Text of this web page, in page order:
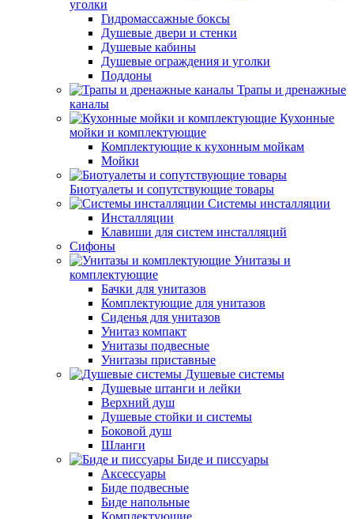
уголки
Гидромассажные боксы
Душевые двери и стенки
Душевые кабины
Душевые ограждения и уголки
Поддоны
Трапы и дренажные
каналы
Кухонные
мойки и комплектующие
Комплектующие к кухонным мойкам
Мойки
Биотуалеты и сопутствующие товары
Системы инсталляции
Инсталляции
Клавиши для систем инсталляций
Сифоны
Унитазы и
комплектующие
Бачки для унитазов
Комплектующие для унитазов
Сиденья для унитазов
Унитаз компакт
Унитазы подвесные
Унитазы приставные
Душевые системы
Душевые штанги и лейки
Верхний душ
Душевые стойки и системы
Боковой душ
Шланги
Биде и писсуары
Аксессуары
Биде подвесные
Биде напольные
Комплектующие